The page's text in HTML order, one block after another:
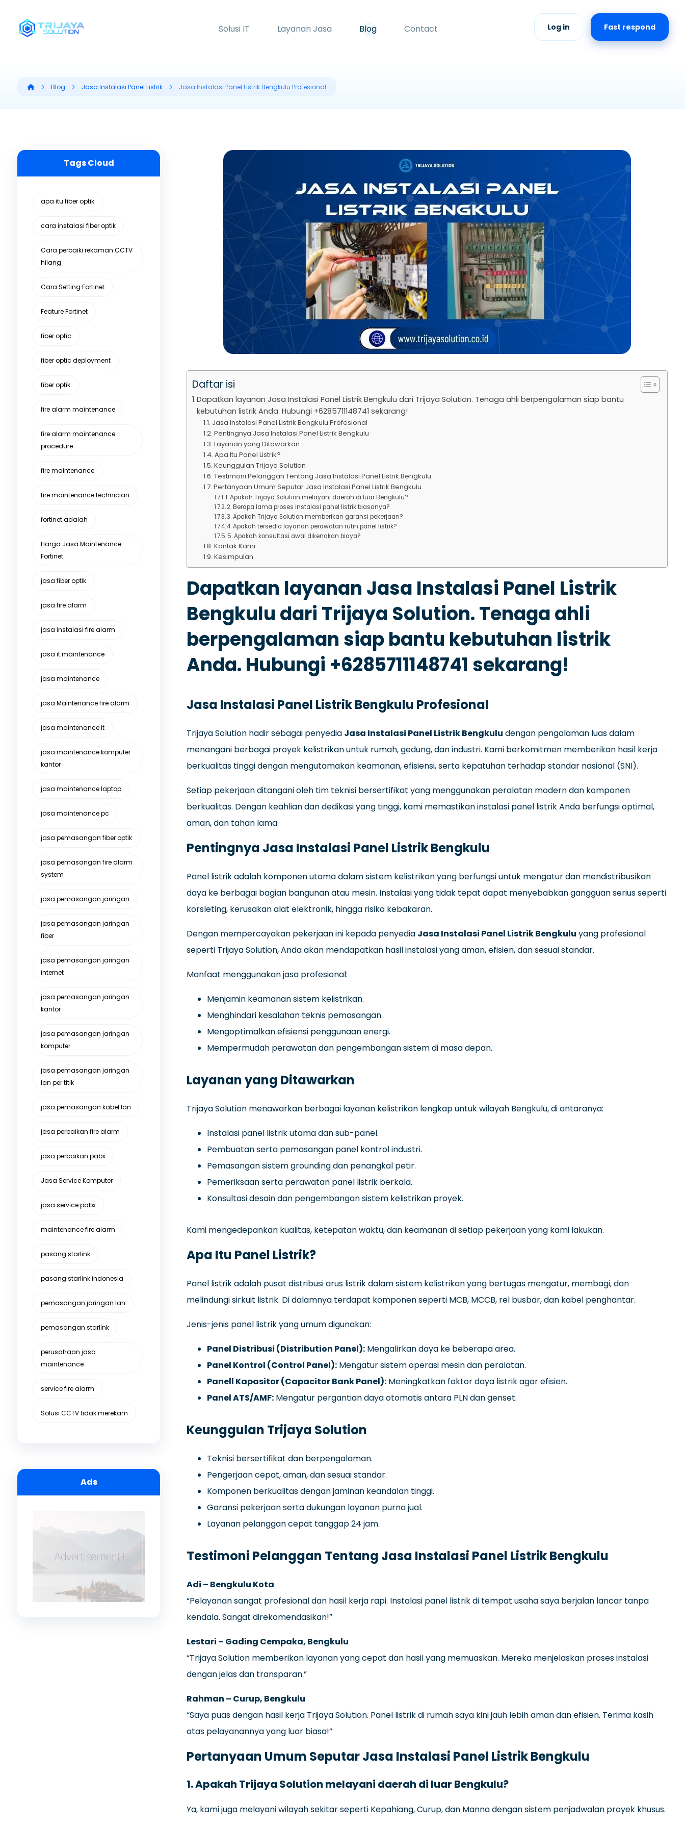
Solusi IT Layanan Jasa Blog Contact Fast respond
Log in
Blog Jasa Instalasi Panel Listrik Jasa Instalasi Panel Listrik Bengkulu Profesional
Daftar isi
Dapatkan layanan Jasa Instalasi Panel Listrik Bengkulu dari Trijaya Solution. Tenaga ahli berpengalaman siap bantu
kebutuhan listrik Anda. Hubungi +6285711148741 sekarang!
Jasa Instalasi Panel Listrik Bengkulu Profesional
Pentingnya Jasa Instalasi Panel Listrik Bengkulu
Layanan yang Ditawarkan
Apa Itu Panel Listrik?
Keunggulan Trijaya Solution
Testimoni Pelanggan Tentang Jasa Instalasi Panel Listrik Bengkulu
Pertanyaan Umum Seputar Jasa Instalasi Panel Listrik Bengkulu
1. Apakah Trijaya Solution melayani daerah di luar Bengkulu?
2. Berapa lama proses instalasi panel listrik biasanya?
3. Apakah Trijaya Solution memberikan garansi pekerjaan?
4. Apakah tersedia layanan perawatan rutin panel listrik?
5. Apakah konsultasi awal dikenakan biaya?
Kontak Kami
Kesimpulan
Dapatkan layanan Jasa Instalasi Panel Listrik
Bengkulu dari Trijaya Solution. Tenaga ahli
berpengalaman siap bantu kebutuhan listrik
Anda. Hubungi +6285711148741 sekarang!
Jasa Instalasi Panel Listrik Bengkulu Profesional
Trijaya Solution hadir sebagai penyedia Jasa Instalasi Panel Listrik Bengkulu dengan pengalaman luas dalam
menangani berbagai proyek kelistrikan untuk rumah, gedung, dan industri. Kami berkomitmen memberikan hasil kerja
berkualitas tinggi dengan mengutamakan keamanan, efisiensi, serta kepatuhan terhadap standar nasional (SNI).
Setiap pekerjaan ditangani oleh tim teknisi bersertifikat yang menggunakan peralatan modern dan komponen
berkualitas. Dengan keahlian dan dedikasi yang tinggi, kami memastikan instalasi panel listrik Anda berfungsi optimal,
aman, dan tahan lama.
Pentingnya Jasa Instalasi Panel Listrik Bengkulu
Panel listrik adalah komponen utama dalam sistem kelistrikan yang berfungsi untuk mengatur dan mendistribusikan
daya ke berbagai bagian bangunan atau mesin. Instalasi yang tidak tepat dapat menyebabkan gangguan serius seperti
korsleting, kerusakan alat elektronik, hingga risiko kebakaran.
Dengan mempercayakan pekerjaan ini kepada penyedia Jasa Instalasi Panel Listrik Bengkulu yang profesional
seperti Trijaya Solution, Anda akan mendapatkan hasil instalasi yang aman, efisien, dan sesuai standar.
Manfaat menggunakan jasa profesional:
Menjamin keamanan sistem kelistrikan.
Menghindari kesalahan teknis pemasangan.
Mengoptimalkan efisiensi penggunaan energi.
Mempermudah perawatan dan pengembangan sistem di masa depan.
Layanan yang Ditawarkan
Trijaya Solution menawarkan berbagai layanan kelistrikan lengkap untuk wilayah Bengkulu, di antaranya:
Instalasi panel listrik utama dan sub-panel.
Pembuatan serta pemasangan panel kontrol industri.
Pemasangan sistem grounding dan penangkal petir.
Pemeriksaan serta perawatan panel listrik berkala.
Konsultasi desain dan pengembangan sistem kelistrikan proyek.
Kami mengedepankan kualitas, ketepatan waktu, dan keamanan di setiap pekerjaan yang kami lakukan.
Apa Itu Panel Listrik?
Panel listrik adalah pusat distribusi arus listrik dalam sistem kelistrikan yang bertugas mengatur, membagi, dan
melindungi sirkuit listrik. Di dalamnya terdapat komponen seperti MCB, MCCB, rel busbar, dan kabel penghantar.
Jenis-jenis panel listrik yang umum digunakan:
Panel Distribusi (Distribution Panel):Mengalirkan daya ke beberapa area.
Panel Kontrol (Control Panel):Mengatur sistem operasi mesin dan peralatan.
Panell Kapasitor (Capacitor Bank Panel):Meningkatkan faktor daya listrik agar efisien.
Panel ATS/AMF:Mengatur pergantian daya otomatis antara PLN dan genset.
Keunggulan Trijaya Solution
Teknisi bersertifikat dan berpengalaman.
Pengerjaan cepat, aman, dan sesuai standar.
Komponen berkualitas dengan jaminan keandalan tinggi.
Garansi pekerjaan serta dukungan layanan purna jual.
Layanan pelanggan cepat tanggap 24 jam.
Testimoni Pelanggan Tentang Jasa Instalasi Panel Listrik Bengkulu
Adi – Bengkulu Kota
“Pelayanan sangat profesional dan hasil kerja rapi. Instalasi panel listrik di tempat usaha saya berjalan lancar tanpa
kendala. Sangat direkomendasikan!”
Lestari – Gading Cempaka, Bengkulu
“Trijaya Solution memberikan layanan yang cepat dan hasil yang memuaskan. Mereka menjelaskan proses instalasi
dengan jelas dan transparan.”
Rahman – Curup, Bengkulu
“Saya puas dengan hasil kerja Trijaya Solution. Panel listrik di rumah saya kini jauh lebih aman dan efisien. Terima kasih
atas pelayanannya yang luar biasa!”
Pertanyaan Umum Seputar Jasa Instalasi Panel Listrik Bengkulu
1. Apakah Trijaya Solution melayani daerah di luar Bengkulu?
Ya, kami juga melayani wilayah sekitar seperti Kepahiang, Curup, dan Manna dengan sistem penjadwalan proyek khusus.
Tags Cloud
apa itu fiber optik
cara instalasi fiber optik
Cara perbaiki rekaman CCTV
hilang
Cara Setting Fortinet
Feature Fortinet
fiber optic
fiber optic deployment
fiber optik
fire alarm maintenance
fire alarm maintenance
procedure
fire maintenance
fire maintenance technician
fortinet adalah
Harga Jasa Maintenance
Fortinet
jasa fiber optik
jasa fire alarm
jasa instalasi fire alarm
jasa it maintenance
jasa maintenance
jasa Maintenance fire alarm
jasa maintenance it
jasa maintenance komputer
kantor
jasa maintenance laptop
jasa maintenance pc
jasa pemasangan fiber optik
jasa pemasangan fire alarm
system
jasa pemasangan jaringan
jasa pemasangan jaringan
fiber
jasa pemasangan jaringan
internet
jasa pemasangan jaringan
kantor
jasa pemasangan jaringan
komputer
jasa pemasangan jaringan
lan per titik
jasa pemasangan kabel lan
jasa perbaikan fire alarm
jasa perbaikan pabx
Jasa Service Komputer
jasa service pabx
maintenance fire alarm
pasang starlink
pasang starlink indonesia
pemasangan jaringan lan
pemasangan starlink
perusahaan jasa
maintenance
service fire alarm
Solusi CCTV tidak merekam
Ads